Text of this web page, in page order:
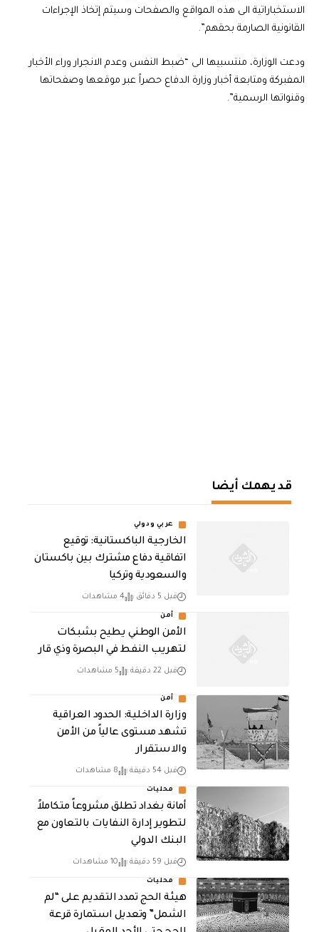
الاستخباراتية الى هذه المواقع والصفحات وسيتم إتخاذ الإجراءات
القانونية الصارمة بحقهم”.
ودعت الوزارة، منتسبيها الى “ضبط النفس وعدم الانجرار وراء الأخبار
المفبركة ومتابعة أخبار وزارة الدفاع حصراً عبر موقعها وصفحاتها
وقنواتها الرسمية”.
قد يهمك أيضا
عربي ودولي
الخارجية الباكستانية: توقيع
اتفاقية دفاع مشترك بين باكستان
والسعودية وتركيا
قبل 5 دقائق 4 مشاهدات
أمن
الأمن الوطني يطيح بشبكات
لتهريب النفط في البصرة وذي قار
قبل 22 دقيقة 5 مشاهدات
أمن
وزارة الداخلية: الحدود العراقية
تشهد مستوى عالياً من الأمن
والاستقرار
قبل 54 دقيقة 8 مشاهدات
محليات
أمانة بغداد تطلق مشروعاً متكاملاً
لتطوير إدارة النفايات بالتعاون مع
البنك الدولي
قبل 59 دقيقة 10 مشاهدات
محليات
هيئة الحج تمدد التقديم على “لم
الشمل” وتعديل استمارة قرعة